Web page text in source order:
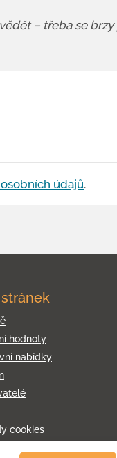
– třeba se brzy
údajů.
hodnoty
nabídky
cookies